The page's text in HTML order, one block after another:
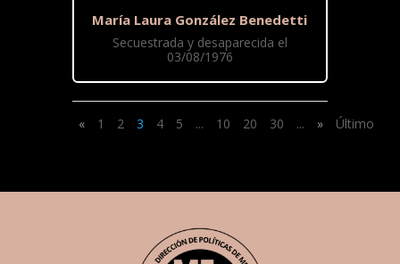
María Laura González Benedetti
Secuestrada y desaparecida el
03/08/1976
« 1 2 3 4 5 ... 10 20 30 ... » Último